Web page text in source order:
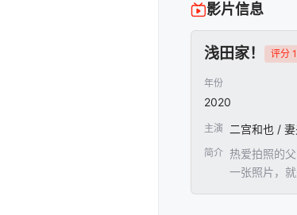
影片信息
浅田家！ 评分
年份
2020
主演 二宫和也 /
简介 热爱拍照的
一张照片，